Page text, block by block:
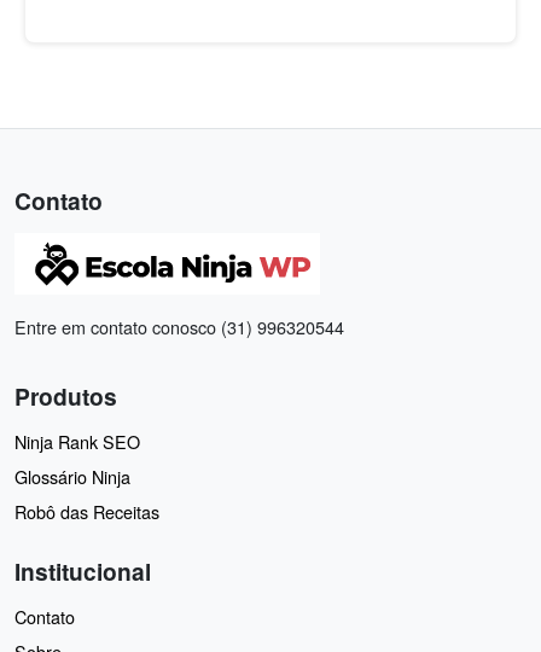
Contato
Entre em contato conosco (31) 996320544
Produtos
Ninja Rank SEO
Glossário Ninja
Robô das Receitas
Institucional
Contato